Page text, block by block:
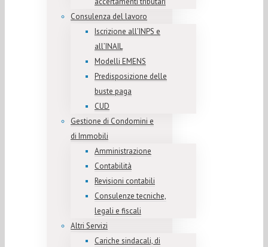
Consulenza del lavoro
Iscrizione all’INPS e
all’INAIL
Modelli EMENS
Predisposizione delle
buste paga
CUD
Gestione di Condomini e
di Immobili
Amministrazione
Contabilità
Revisioni contabili
Consulenze tecniche,
legali e fiscali
Altri Servizi
Cariche sindacali, di